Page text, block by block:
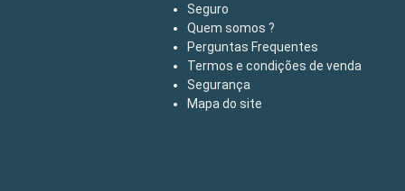
Seguro
Quem somos ?
Perguntas Frequentes
Termos e condições de venda
Segurança
Mapa do site